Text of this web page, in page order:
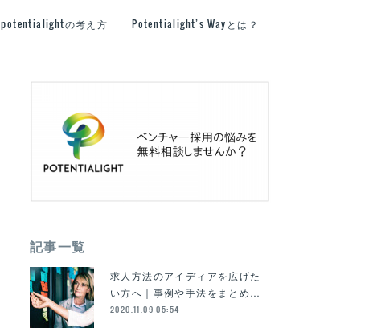
potentialightの考え方 Potentialight’s Wayとは？
記事一覧
求人方法のアイディアを広げた
い方へ｜事例や手法をまとめ…
2020.11.09 05:54